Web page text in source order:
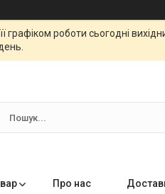
роботи сьогодні
Про нас